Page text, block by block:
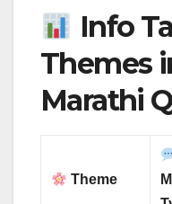
Info
Themes
Marathi
Theme